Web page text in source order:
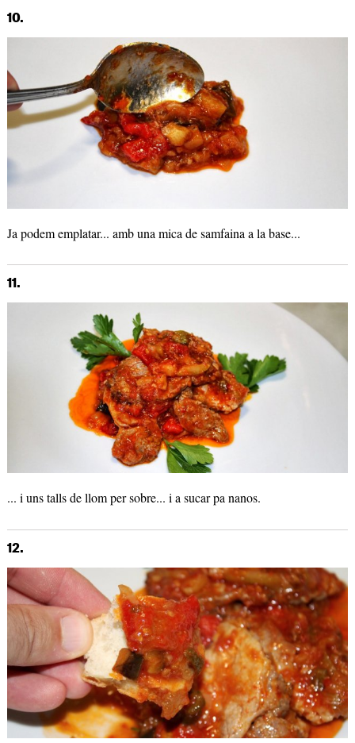
10.
Ja podem emplatar... amb una mica de samfaina a la base...
11.
... i uns talls de llom per sobre... i a sucar pa nanos.
12.